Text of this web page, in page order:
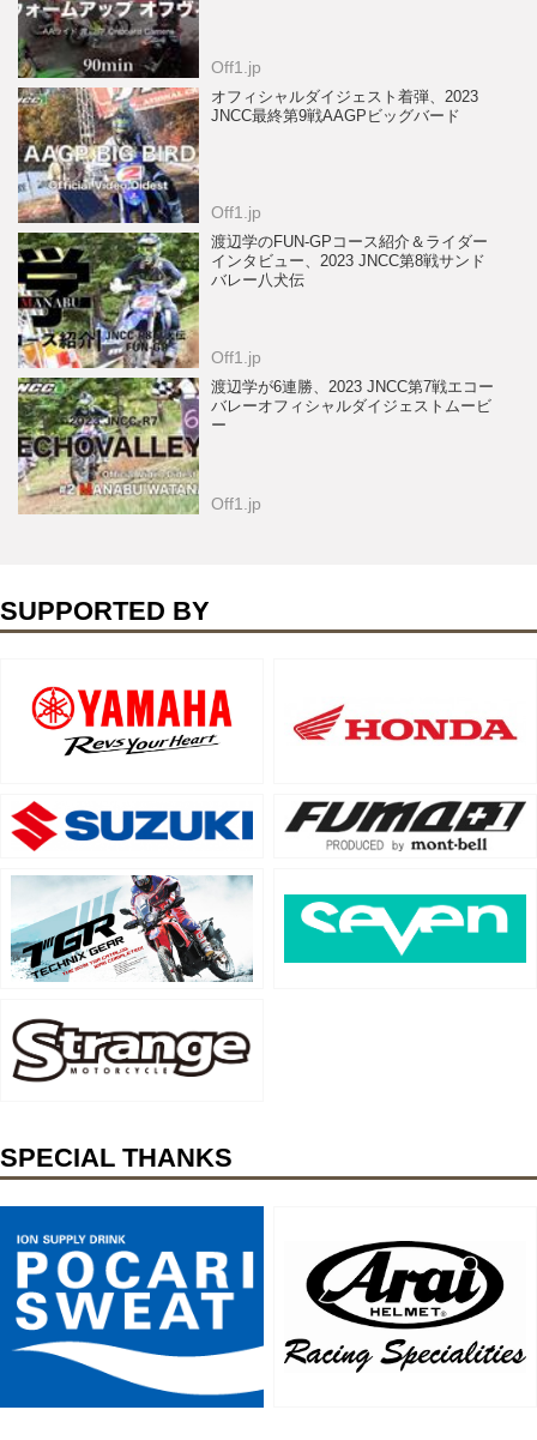
Off1.jp
オフィシャルダイジェスト着弾、2023
JNCC最終第9戦AAGPビッグバード
Off1.jp
渡辺学のFUN-GPコース紹介＆ライダー
インタビュー、2023 JNCC第8戦サンド
バレー八犬伝
Off1.jp
渡辺学が6連勝、2023 JNCC第7戦エコー
バレーオフィシャルダイジェストムービ
ー
Off1.jp
SUPPORTED BY
SPECIAL THANKS